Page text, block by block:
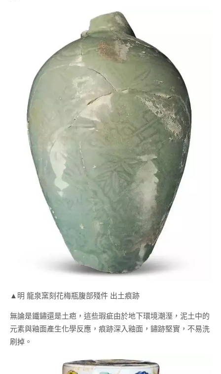
▲明 龍泉窯刻花梅瓶腹部殘件 出土痕跡
無論是鐵鏽還是土疤，這些瑕疵由於地下環境潮溼，泥土中的
元素與釉面產生化學反應，痕跡深入釉面，鏽跡堅實，不易洗
刷掉。